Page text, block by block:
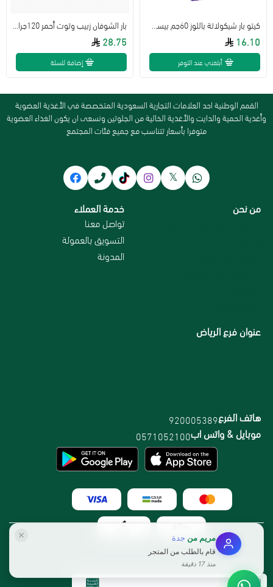
16.10
أبلغني عند التوفر
28.75
إضافة للسلة
القمم الوطنية احد العلامات التجارية السعودية المتخصصة في الأغذية العضوية
وأغذية الحمية والدايت والأغذية الخالية من الجلوتين ونسعى ان يكون الغذاء العضوية
متوفرا بأسعار تتناسب مع جميع فئات المجتمع
من نحن خدمة العملاء
تواصل معنا
التسويق بالعمولة
المدونة
عنوان فرع الرياض
هاتف الفرع920005389
موبايل & واتس اب0571052100
الرقم الضريبي:
مريم من جدة
قام بالطلب من المتجر
منذ 17 دقيقة